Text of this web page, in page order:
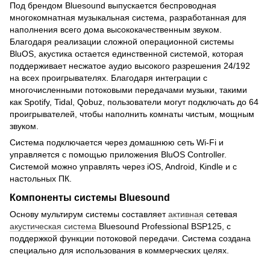
Под брендом Bluesound выпускается беспроводная
многокомнатная музыкальная система, разработанная для
наполнения всего дома высококачественным звуком.
Благодаря реализации сложной операционной системы
BluOS, акустика остается единственной системой, которая
поддерживает несжатое аудио высокого разрешения 24/192
на всех проигрывателях. Благодаря интеграции с
многочисленными потоковыми передачами музыки, такими
как Spotify, Tidal, Qobuz, пользователи могут подключать до 64
проигрывателей, чтобы наполнить комнаты чистым, мощным
звуком.
Система подключается через домашнюю сеть Wi-Fi и
управляется с помощью приложения BluOS Controller.
Системой можно управлять через iOS, Android, Kindle и с
настольных ПК.
Компоненты системы Bluesound
Основу мультирум системы составляетактивная сетевая
акустическая система Bluesound Professional BSP125, с
поддержкой функции потоковой передачи. Система создана
специально для использования в коммерческих целях.